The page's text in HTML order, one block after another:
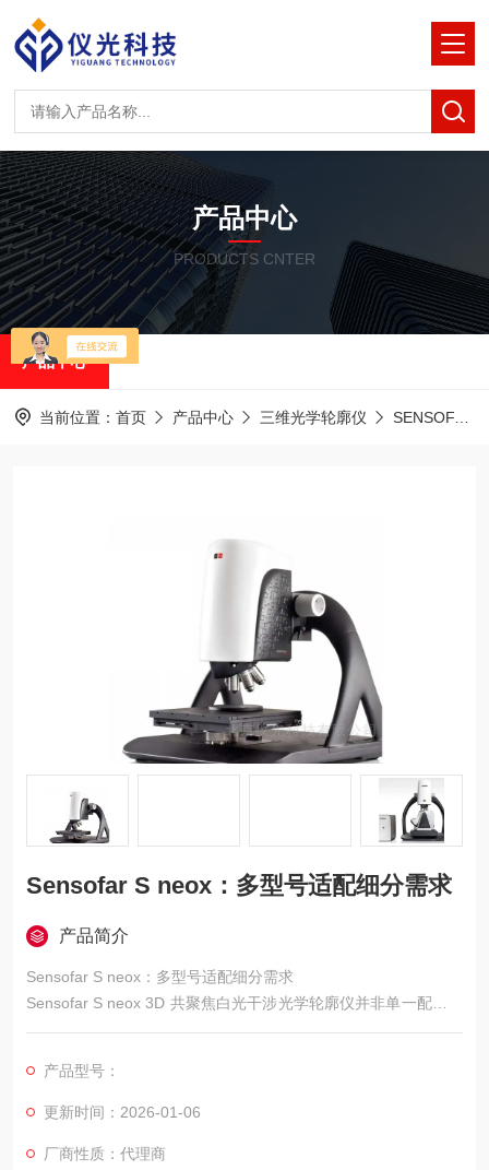
产品中心
PRODUCTS CNTER
产品中心
当前位置： 首页 产品中心 三维光学轮廓仪 SENSOFAR共聚焦白光干涉仪
Sensofar S neox：多型号适配细分需求
产品简介
Sensofar S neox：多型号适配细分需求
Sensofar S neox 3D 共聚焦白光干涉光学轮廓仪并非单一配置产
品，而是针对不同行业的检测场景与需求差异，衍生出基础版、
与适配附件上各有侧重，同时搭配功能*的专属检测软件，能精准
匹配半导体、医疗耗材、光学制造等领域的专业化检测需求，让
产品型号：
更新时间：2026-01-06
厂商性质：代理商